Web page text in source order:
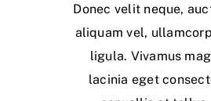
Donec velit neque,
aliquam vel,
ligula. Vivamus
lacinia eget